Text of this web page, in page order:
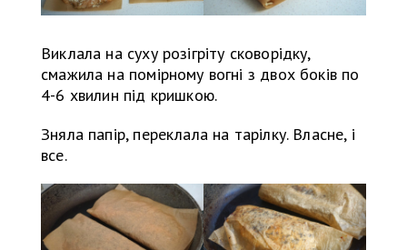
Виклала на суху розігріту сковорідку,
смажила на помірному вогні з двох боків по
4-6 хвилин під кришкою.
Зняла папір, переклала на тарілку. Власне, і
все.